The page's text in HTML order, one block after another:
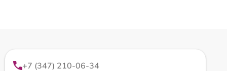
+7 (347) 210-06-34